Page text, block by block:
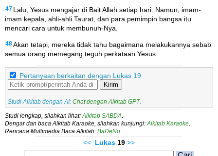
47 Lalu, Yesus mengajar di Bait Allah setiap hari. Namun, imam-
imam kepala, ahli-ahli Taurat, dan para pemimpin bangsa itu
mencari cara untuk membunuh-Nya.
48Akan tetapi, mereka tidak tahu bagaimana melakukannya sebab
semua orang memegang teguh perkataan Yesus.
Pertanyaan berkaitan dengan Lukas 19
Kirim
Studi Alkitab dengan AI: Chat dengan Alkitab GPT.
Studi lengkap, silahkan lihat: Alkitab SABDA
Dengar dan baca Alkitab Karaoke, silahkan kunjungi: Alkitab Karaoke
Rencana Multimedia Baca Alkitab: BaDeNo
<< Lukas 19 >>